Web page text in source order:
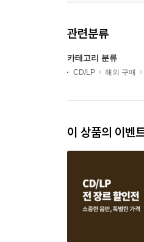
관련분류
카테고리 분류
CD/LP 해외 구매
이 상품의 이벤